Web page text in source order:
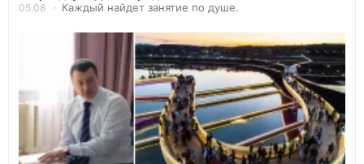
05.08 Каждый найдет занятие по душе.